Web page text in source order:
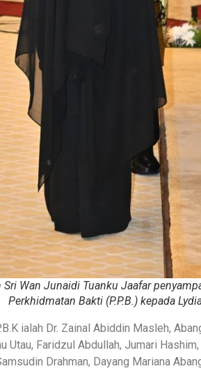
Sri Wan Junaidi Tuanku Jaafar
Perkhidmatan Bakti (P.P.B.) kepada
ialah Dr. Zainal Abiddin Masleh,
Utau, Faridzul Abdullah, Jumari
Drahman, Dayang Mariana